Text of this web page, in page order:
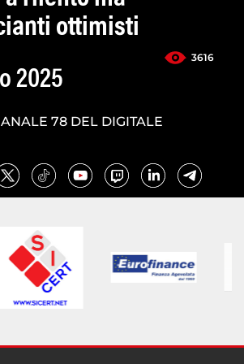
ottimisti
3616
2025
78 DEL DIGITALE